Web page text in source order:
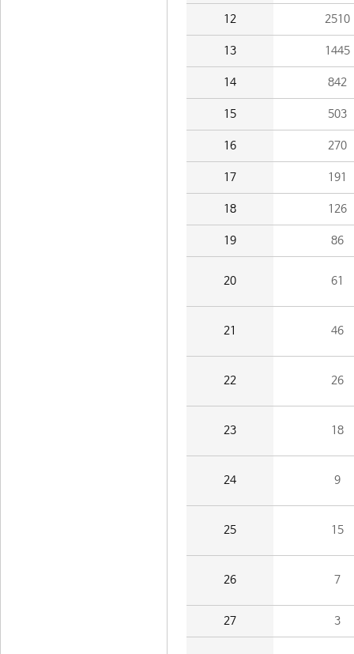
12 2510
13 1445
14 842
15 503
16 270
17 191
18 126
19 86
20 61
21 46
22 26
23 18
24 9
25 15
26 7
27 3